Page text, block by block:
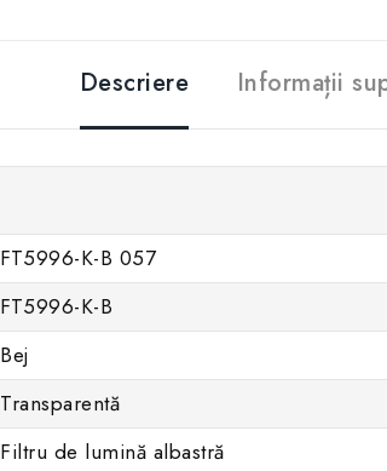
Descriere Informații
FT5996-K-B 057
FT5996-K-B
Bej
Transparentă
Filtru de lumină albastră